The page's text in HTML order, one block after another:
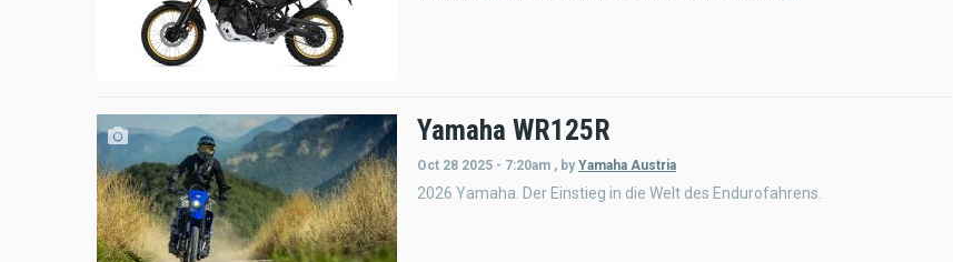
Yamaha WR125R
Oct 28 2025 - 7:20am , by Yamaha Austria
2026 Yamaha. Der Einstieg in die Welt des Endurofahrens.